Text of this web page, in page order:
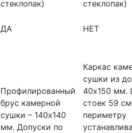
стеклопак)
стеклопак)
ДА НЕТ
Профилированный
брус камерной
сушки – 140х140
мм. Допуски по
Каркас
сушки из
40х150 мм.
стоек 59
периметру